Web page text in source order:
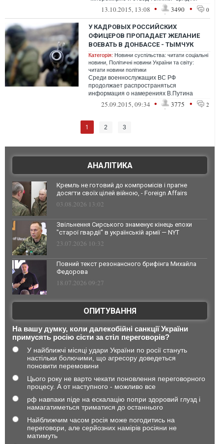
способен кого-либо обнадёжит...
13.10.2015, 13:08 • 3490 • 0
У КАДРОВЫХ РОССИЙСКИХ
ОФИЦЕРОВ ПРОПАДАЕТ ЖЕЛАНИЕ
ВОЕВАТЬ В ДОНБАССЕ - ТЫМЧУК
Категорія: Новини суспільства: читати соціальні
новини Політичні новини України та світу:
читати новини політики
Среди военнослужащих ВС РФ
продолжает распространяться
информация о намерениях В.Путина
«слить ДНР и ЛНР». Отмечается снижение
желания кадровых офицер...
25.09.2015, 09:34 • 3775 • 2
1 2 3
АНАЛІТИКА
Кремль не готовий до компромісів і прагне
досягти своїх цілей війною, - Foreign Affairs
03.08.2026 13:02
Звільнення Сирського знаменує кінець епохи
"старої гвардії" в українській армії — NYT
23.07.2026 10:32
Повний текст резонансного брифінга Михайла
Федорова
18.07.2026 09:27
ОПИТУВАННЯ
На вашу думку, коли далекобійні санкції України
примусять росію сісти за стіл переговорів?
У найближчі місяці удари України по росії стануть
настільки болючими, що агресору доведеться
поновити перемовини
Цього року не варто чекати поновлення переговорного
процесу. А от наступного - можливо все
рф навпаки піде на ескалацію попри здоровий глузд і
намагатиметься триматися до останнього
Найближчим часом росія може погодитись на
переговори, але серйозних намірів росіяни не
матимуть